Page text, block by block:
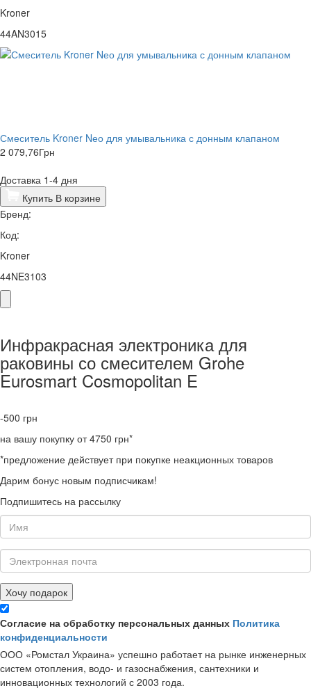
Kroner
44AN3015
Смеситель Kroner Nео для умывальника с донным клапаном
2 079,76Грн
Доставка 1-4 дня
Купить В корзине
Бренд:
Код:
Kroner
44NE3103
Инфракрасная электроника для
раковины со смесителем Grohe
Eurosmart Cosmopolitan E
-500 грн
на вашу покупку от 4750 грн*
*предложение действует при покупке неакционных товаров
Дарим бонус новым подписчикам!
Подпишитесь на рассылку
Хочу подарок
Согласие на обработку персональных данных Политика
конфиденциальности
ООО «Ромстал Украина» успешно работает на рынке инженерных
систем отопления, водо- и газоснабжения, сантехники и
инновационных технологий с 2003 года.